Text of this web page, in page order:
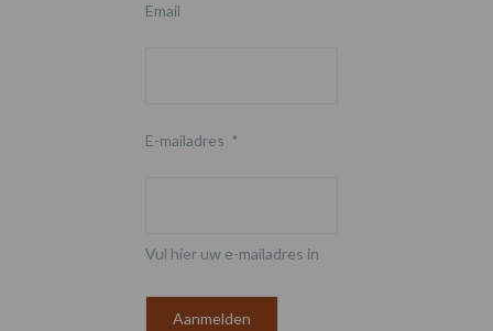
Email
E-mailadres *
Vul hier uw e-mailadres in